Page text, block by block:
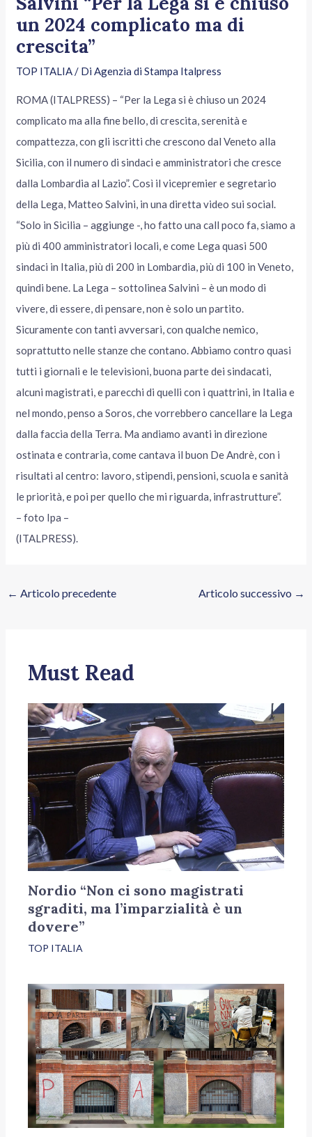
un 2024 complicato ma di
crescita”
TOP ITALIA/ DiAgenzia di Stampa Italpress
ROMA (ITALPRESS) – “Per la Lega si è chiuso un 2024
complicato ma alla fine bello, di crescita, serenità e
compattezza, con gli iscritti che crescono dal Veneto alla
Sicilia, con il numero di sindaci e amministratori che cresce
dalla Lombardia al Lazio”. Così il vicepremier e segretario
della Lega, Matteo Salvini, in una diretta video sui social.
“Solo in Sicilia – aggiunge -, ho fatto una call poco fa, siamo a
più di 400 amministratori locali, e come Lega quasi 500
sindaci in Italia, più di 200 in Lombardia, più di 100 in Veneto,
quindi bene. La Lega – sottolinea Salvini – è un modo di
vivere, di essere, di pensare, non è solo un partito.
Sicuramente con tanti avversari, con qualche nemico,
soprattutto nelle stanze che contano. Abbiamo contro quasi
tutti i giornali e le televisioni, buona parte dei sindacati,
alcuni magistrati, e parecchi di quelli con i quattrini, in Italia e
nel mondo, penso a Soros, che vorrebbero cancellare la Lega
dalla faccia della Terra. Ma andiamo avanti in direzione
ostinata e contraria, come cantava il buon De Andrè, con i
risultati al centro: lavoro, stipendi, pensioni, scuola e sanità
le priorità, e poi per quello che mi riguarda, infrastrutture”.
– foto Ipa –
(ITALPRESS).
← Articolo precedente Articolo successivo →
Must Read
Nordio “Non ci sono magistrati
sgraditi, ma l’imparzialità è un
dovere”
TOP ITALIA